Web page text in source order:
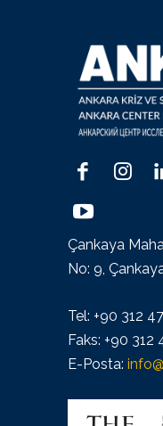
Çankaya
No: 9,
Tel: +90 312
Faks: +90 312
E-Posta: